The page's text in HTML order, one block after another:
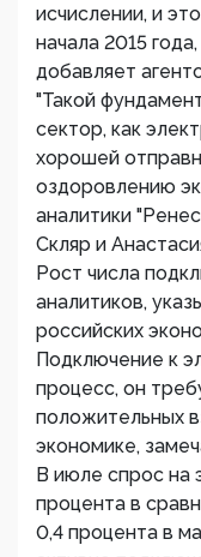
исчислении, и
начала 2015
добавляет
"Такой
сектор, как
хорошей
оздоровлению
аналитики
Скляр и
Рост числа
аналитиков,
российских
Подключение к
процесс, он
положительных
экономике,
В июле спрос на
процента в
0,4 процента в